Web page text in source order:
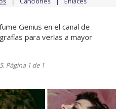
Genius en el canal de
para verlas a mayor
Página 1 de 1